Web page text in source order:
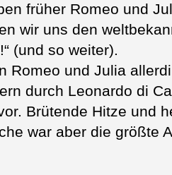
früher Romeo und
wir uns den
(und so weiter).
Romeo und Julia
durch Leonardo di
Brütende Hitze und
war aber die größte